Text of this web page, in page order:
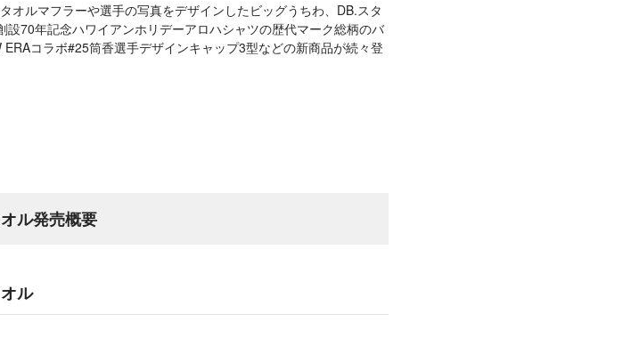
オルマフラーや選手の写真をデザインしたビッグうちわ、DB.スタ
70年記念ハワイアンホリデーアロハシャツの歴代マーク総柄のバ
コラボ#25筒香選手デザインキャップ3型などの新商品が続々登
ル発売概要
ル